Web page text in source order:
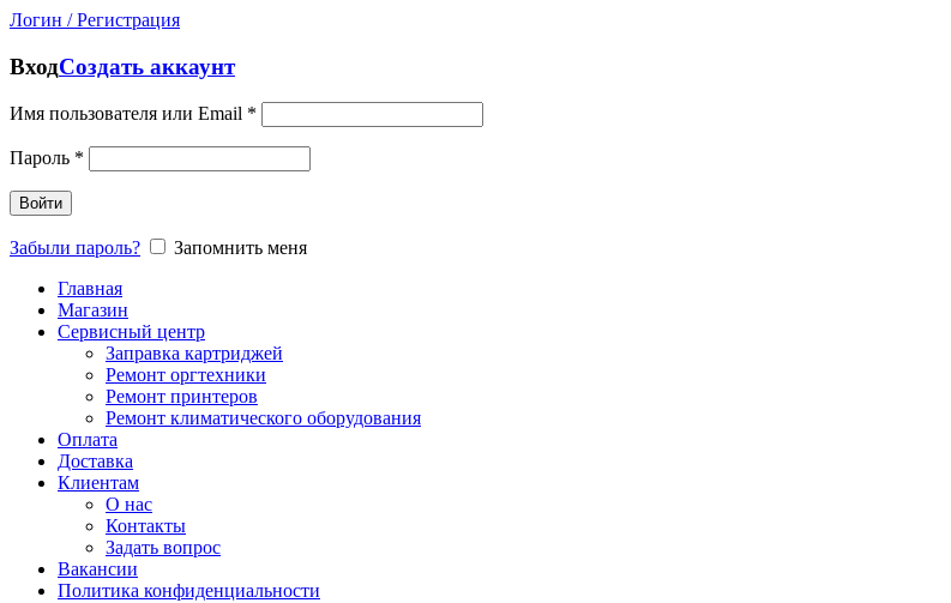
Логин / Регистрация
ВходСоздать аккаунт
Имя пользователя или Email *
Пароль *
Войти
Забыли пароль?
Запомнить меня
Главная
Магазин
Сервисный центр
Заправка картриджей
Ремонт оргтехники
Ремонт принтеров
Ремонт климатического оборудования
Оплата
Доставка
Клиентам
О нас
Контакты
Задать вопрос
Вакансии
Политика конфиденциальности